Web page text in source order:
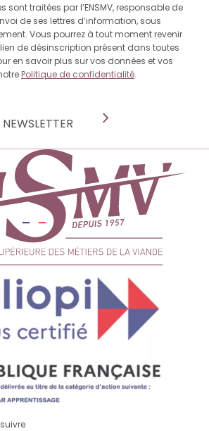
sont traitées par l’ENSMV, responsable de
de ses lettres d’information, sous
Vous pourrez à tout moment revenir
de désinscription présent dans toutes
en savoir plus sur vos données et vos
Politique de confidentialité.